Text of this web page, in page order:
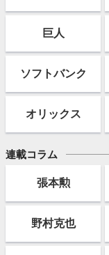
巨人
ソフトバンク
オリックス
連載コラム
張本勲
野村克也